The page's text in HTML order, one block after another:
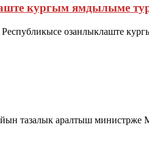
кургым ямдылыме
озанлыклаште
тазалык аралтыш